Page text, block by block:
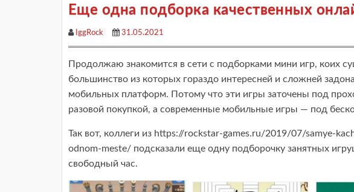
Еще одна подборка качественных
IggRock 31.05.2021
Продолжаю знакомится в сети с подборками мини игр, коих
большинство из которых гораздо интересней и сложней
мобильных платформ. Потому что эти игры заточены под
разовой покупкой, а современные мобильные игры — под
Так вот, коллеги из https://rockstar-games.ru/2019/07/samye-
odnom-meste/ подсказали еще одну подборочку занятных
свободный час.